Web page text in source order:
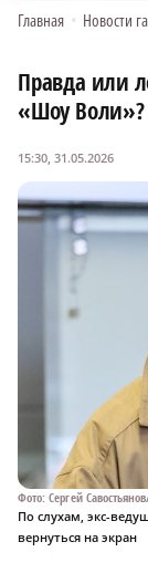
Главная • Новости
Правда или
«Шоу Воли»?
15:30, 31.05.2026
Фото: Сергей
По слухам, экс-
вернуться на экран